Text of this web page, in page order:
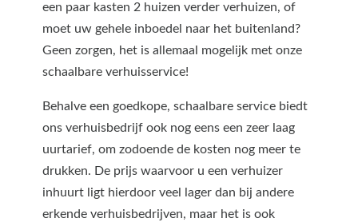
een paar kasten 2 huizen verder verhuizen, of
moet uw gehele inboedel naar het buitenland?
Geen zorgen, het is allemaal mogelijk met onze
schaalbare verhuisservice!
Behalve een goedkope, schaalbare service biedt
ons verhuisbedrijf ook nog eens een zeer laag
uurtarief, om zodoende de kosten nog meer te
drukken. De prijs waarvoor u een verhuizer
inhuurt ligt hierdoor veel lager dan bij andere
erkende verhuisbedrijven, maar het is ook